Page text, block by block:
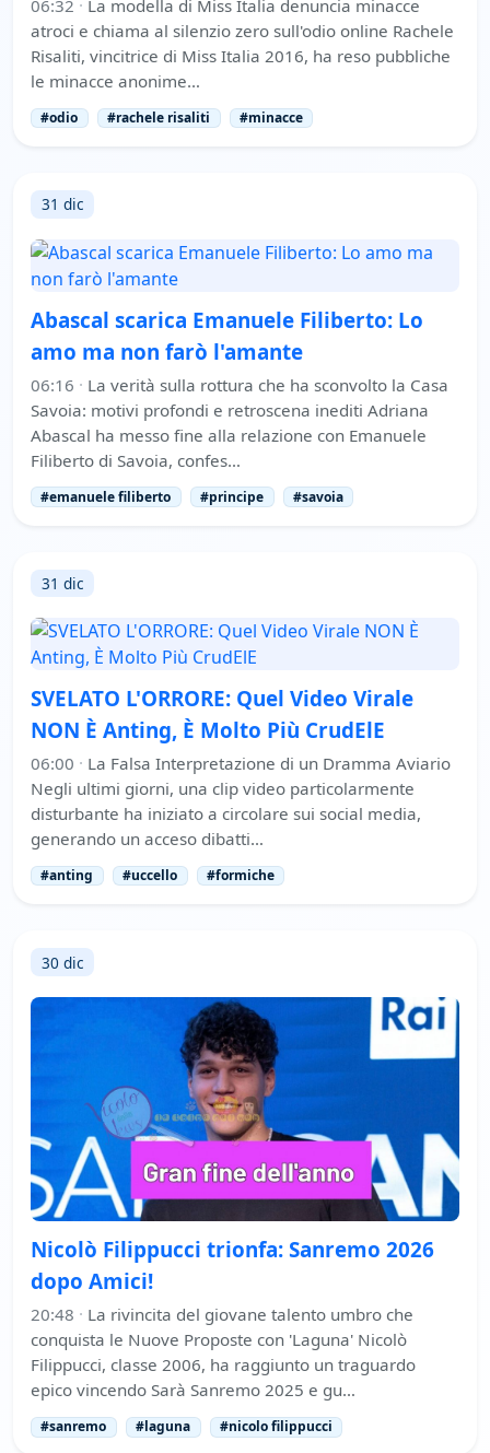
06:32 · La modella di Miss Italia denuncia minacce
atroci e chiama al silenzio zero sull'odio online Rachele
Risaliti, vincitrice di Miss Italia 2016, ha reso pubbliche
le minacce anonime…
#odio #rachele risaliti #minacce
31 dic
Abascal scarica Emanuele Filiberto: Lo
amo ma non farò l'amante
06:16 · La verità sulla rottura che ha sconvolto la Casa
Savoia: motivi profondi e retroscena inediti Adriana
Abascal ha messo fine alla relazione con Emanuele
Filiberto di Savoia, confes…
#emanuele filiberto #principe #savoia
31 dic
SVELATO L'ORRORE: Quel Video Virale
NON È Anting, È Molto Più CrudElE
06:00 · La Falsa Interpretazione di un Dramma Aviario
Negli ultimi giorni, una clip video particolarmente
disturbante ha iniziato a circolare sui social media,
generando un acceso dibatti…
#anting #uccello #formiche
30 dic
Nicolò Filippucci trionfa: Sanremo 2026
dopo Amici!
20:48 · La rivincita del giovane talento umbro che
conquista le Nuove Proposte con 'Laguna' Nicolò
Filippucci, classe 2006, ha raggiunto un traguardo
epico vincendo Sarà Sanremo 2025 e gu…
#sanremo #laguna #nicolo filippucci